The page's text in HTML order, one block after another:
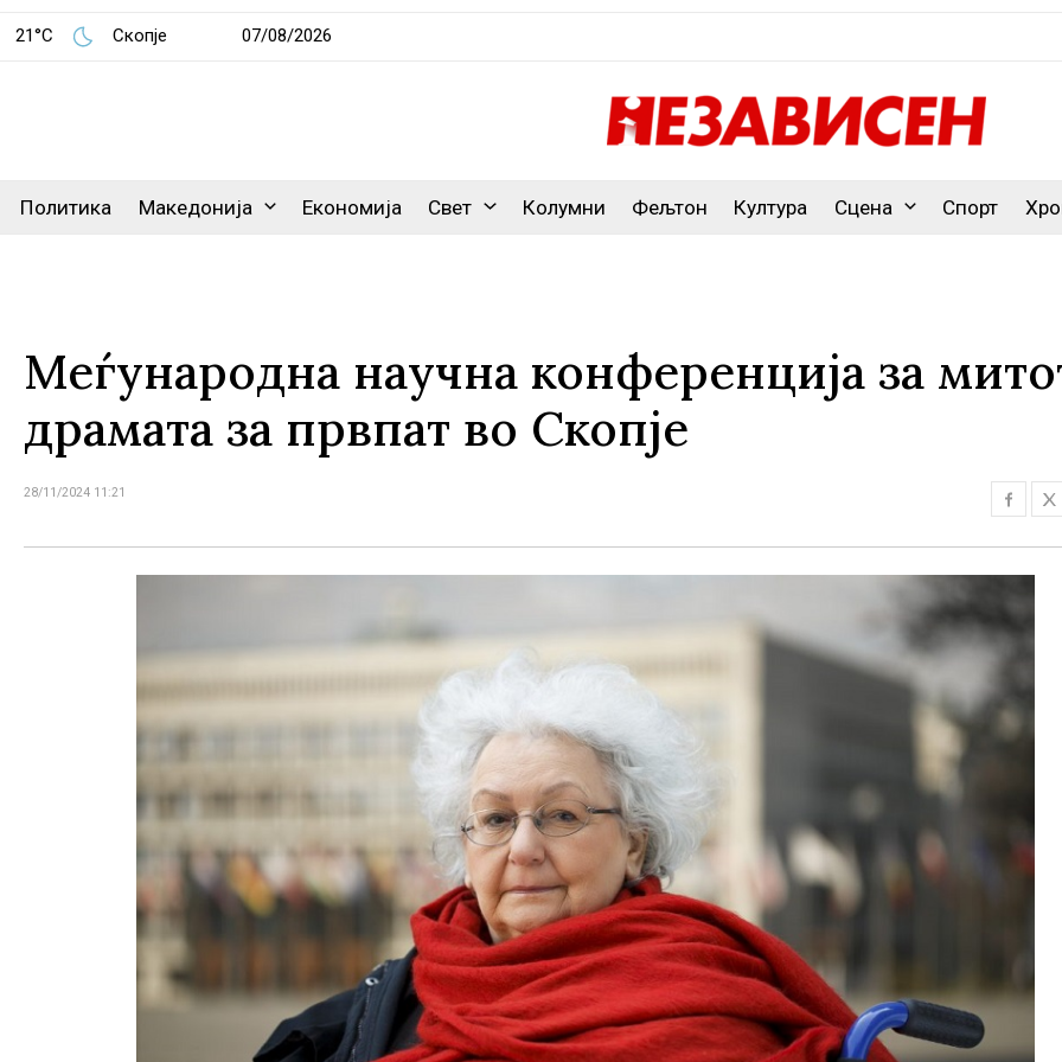
21°C Скопје 07/08/2026
Политика Македонија Економија Свет Колумни Фељтон Култура Сцена Спорт
Меѓународна научна конференција за
драмата за првпат во Скопје
28/11/2024 11:21